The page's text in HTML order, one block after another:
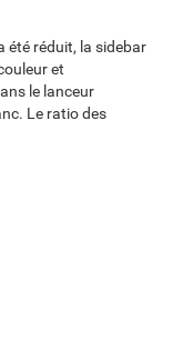
été réduit, la sidebar
et
le lanceur
Le ratio des